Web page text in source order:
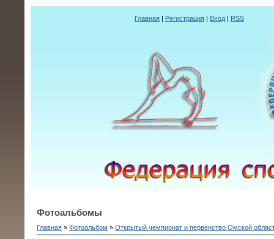
Главная | Регистрация | Вход | RSS
Фотоальбомы
Главная » Фотоальбом » Открытый чемпионат и первенство Омской